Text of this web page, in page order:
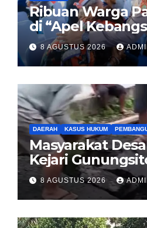
Ribuan Warga
di “Apel
Jakarta Berarti
Indonesia
8 AGUSTUS 2026
DAERAH KASUS HUKUM
Masyarakat
Kejari
dan Usut
Korupsi Proyek
Sirombu-Afulu
Rp321 Miliar
8 AGUSTUS 2026